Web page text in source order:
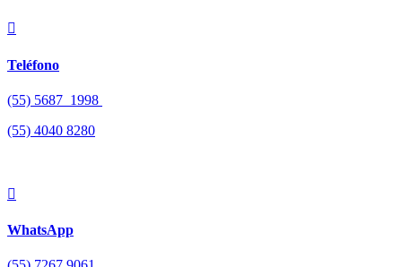

Teléfono
(55) 5687 1998
(55) 4040 8280

WhatsApp